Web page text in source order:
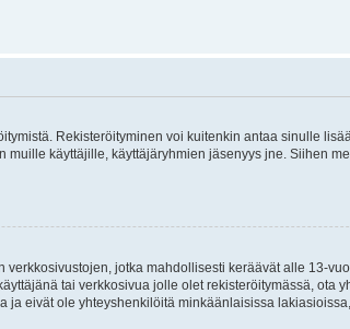
Rekisteröityminen voi kuitenkin antaa sinulle
käyttäjille, käyttäjäryhmien jäsenyys jne. Siihen
jotka mahdollisesti keräävät alle 13-
tai verkkosivua jolle olet rekisteröitymässä, ota
eivät ole yhteyshenkilöitä minkäänlaisissa